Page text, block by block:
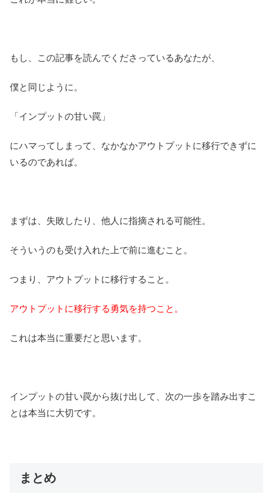
もし、この記事を読んでくださっているあなたが、
僕と同じように。
「インプットの甘い罠」
にハマってしまって、なかなかアウトプットに移行できずに
いるのであれば。
まずは、失敗したり、他人に指摘される可能性。
そういうのも受け入れた上で前に進むこと。
つまり、アウトプットに移行すること。
アウトプットに移行する勇気を持つこと。
これは本当に重要だと思います。
インプットの甘い罠から抜け出して、次の一歩を踏み出すこ
とは本当に大切です。
まとめ